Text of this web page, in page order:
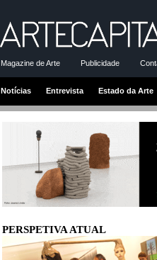
Magazine de Arte Publicidade
Notícias Entrevista Estado da Arte
PERSPETIVA ATUAL